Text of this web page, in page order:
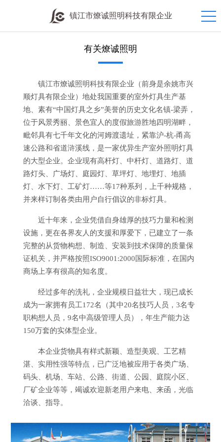
镇江市燎诚照明科技有限企业
有关燎诚照明
镇江市燎诚照明科技有限企业（前身是余姚市兴
顺灯具有限企业）地处我国重要的室外灯具生产基
地、素有“中国灯具之乡”美誉的历史文化名镇-梁弄，
位于风景秀丽、景色宜人的度假旅游胜地四明湖畔，
毗邻具有七千年文化的河姆渡遗址，紧靠沪-杭-甬高
速公路和省道浒溪线，是一家优异生产室外照明灯具
的大型企业。企业现有高杆灯、中杆灯、道路灯、道
路灯头、广场灯、庭园灯、草坪灯、地埋灯、地插
灯、水下灯、工矿灯……等17种系列，上千种规格，
并来样订制各类由用户自行倡议的非标灯具。
近十年来，企业凭借自身雄厚的技巧力量和检测
设施，更在各界友人的支援和厚爱下，已建立了一条
完整的从货物构想、制造、安装到技术保障的质量保
证机关，并严格按照ISO9001:2000国际标准，在国内
商场上享有很高的知名度。
经过多年的洗礼，企业规模日益壮大，现已成长
成为一家拥有员工172名（其中20名技巧人员，3名专
职构想人员，9名中高级管理人员），年生产能力达
150万套的实体型企业。
本企业货物具有样式新颖、造型美观、工艺精
湛、实用性强等特点，已广泛地被应用于各类广场、
码头、机场、车站、公路、街道、公园、庭院小区、
厂矿企业等等，竭诚欢迎新老用户来电、来函，光临
洽谈、指导。